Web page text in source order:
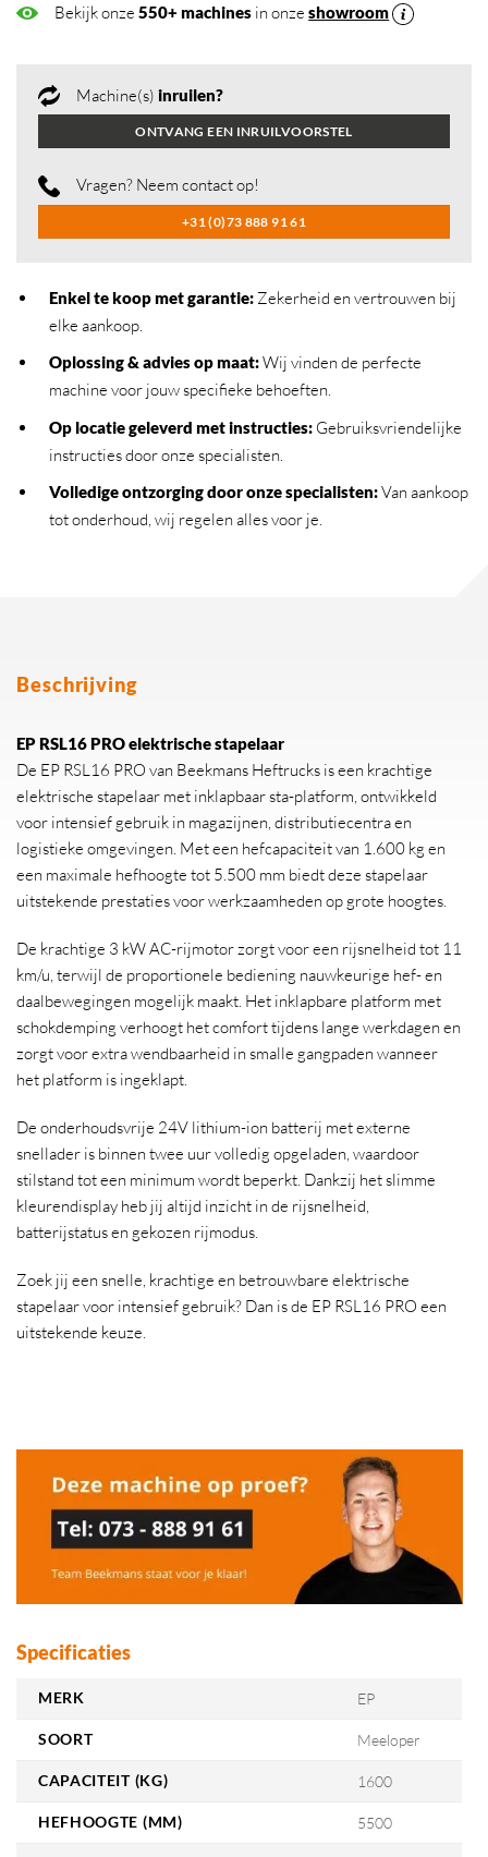
Bekijk onze550+ machines in onzeshowroom
Machine(s) inruilen?
ONTVANG EEN INRUILVOORSTEL
Vragen? Neem contact op!
+31 (0)73 888 91 61
Enkel te koop met garantie:Zekerheid en vertrouwen bij
elke aankoop.
Oplossing & advies op maat:Wij vinden de perfecte
machine voor jouw specifieke behoeften.
Op locatie geleverd met instructies:Gebruiksvriendelijke
instructies door onze specialisten.
Volledige ontzorging door onze specialisten:Van aankoop
tot onderhoud, wij regelen alles voor je.
Beschrijving
EP RSL16 PRO elektrische stapelaar
De EP RSL16 PRO van Beekmans Heftrucks is een krachtige
elektrische stapelaar met inklapbaar sta-platform, ontwikkeld
voor intensief gebruik in magazijnen, distributiecentra en
logistieke omgevingen. Met een hefcapaciteit van 1.600 kg en
een maximale hefhoogte tot 5.500 mm biedt deze stapelaar
uitstekende prestaties voor werkzaamheden op grote hoogtes.
De krachtige 3 kW AC-rijmotor zorgt voor een rijsnelheid tot 11
km/u, terwijl de proportionele bediening nauwkeurige hef- en
daalbewegingen mogelijk maakt. Het inklapbare platform met
schokdemping verhoogt het comfort tijdens lange werkdagen en
zorgt voor extra wendbaarheid in smalle gangpaden wanneer
het platform is ingeklapt.
De onderhoudsvrije 24V lithium-ion batterij met externe
snellader is binnen twee uur volledig opgeladen, waardoor
stilstand tot een minimum wordt beperkt. Dankzij het slimme
kleurendisplay heb jij altijd inzicht in de rijsnelheid,
batterijstatus en gekozen rijmodus.
Zoek jij een snelle, krachtige en betrouwbare elektrische
stapelaar voor intensief gebruik? Dan is de EP RSL16 PRO een
uitstekende keuze.
Specificaties
MERK EP
SOORT Meeloper
CAPACITEIT (KG) 1600
HEFHOOGTE (MM) 5500